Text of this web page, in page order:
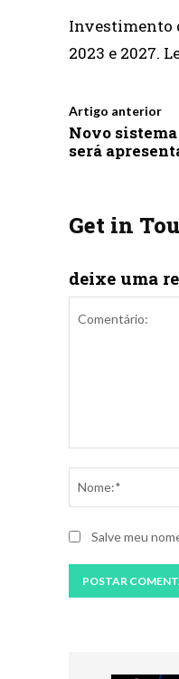
Investimento
2023 e 2027.
Artigo anterior
Novo
será
Get in
deixe uma
Salve meu